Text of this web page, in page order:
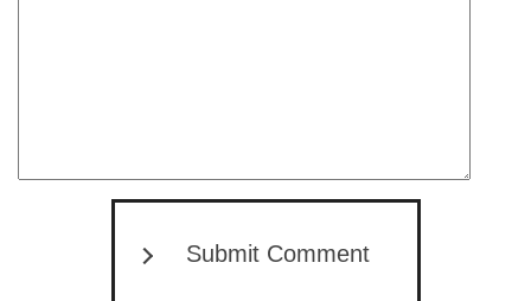
Submit Comment